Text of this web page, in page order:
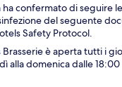
ha confermato di seguire
del seguente
Safety Protocol.
Brasserie è aperta tutti i
alla domenica dalle 18:00